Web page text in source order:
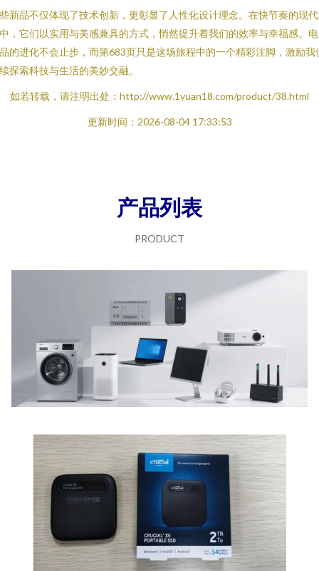
新品不仅体现了技术创新，更彰显了人性化设计理念。在快节奏的现
，它们以实用与美感兼具的方式，悄然提升着我们的效率与幸福感。
的进化不会止步，而第683页只是这场旅程中的一个精彩注脚，激励我
探索科技与生活的美妙交融。
如若转载，请注明出处：http://www.1yuan18.com/product/38.html
更新时间：2026-08-04 17:33:53
产品列表
PRODUCT